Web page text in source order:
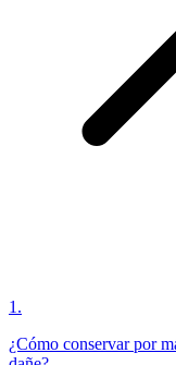
1 .
¿Cómo conservar por